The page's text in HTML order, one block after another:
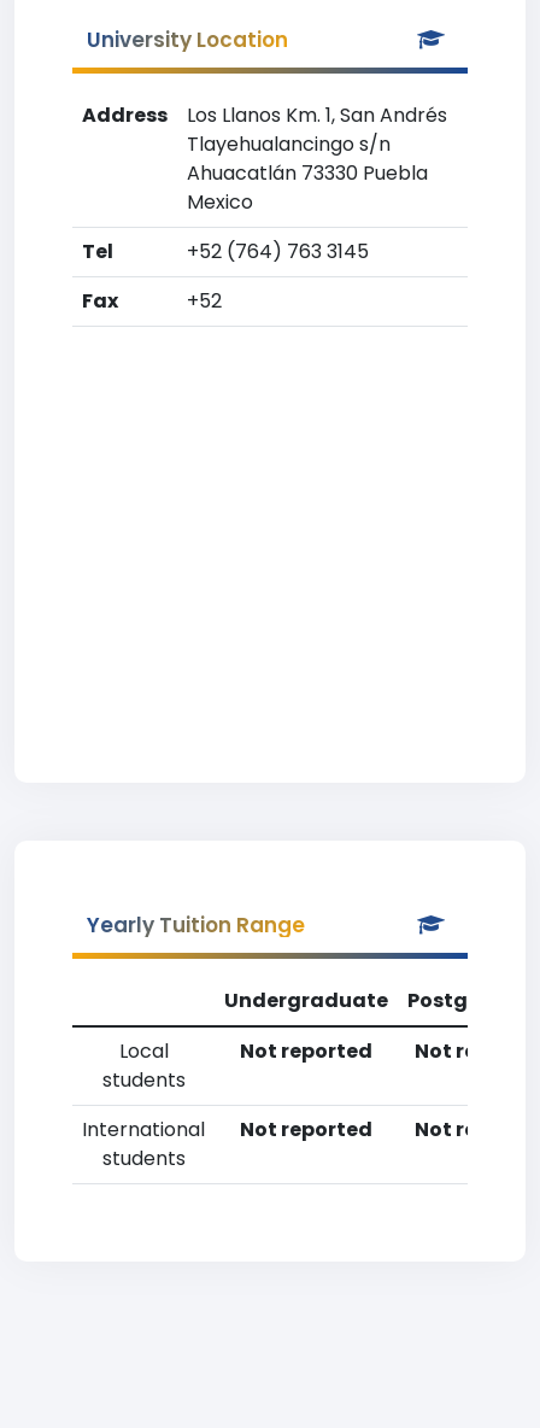
University Location
Address
Los Llanos Km. 1, San Andrés
Tlayehualancingo s/n
Ahuacatlán 73330 Puebla
Mexico
Tel
+52 (764) 763 3145
Fax
+52
Yearly Tuition Range
Undergraduate
Local
students
Not reported Not
International
students
Not reported Not